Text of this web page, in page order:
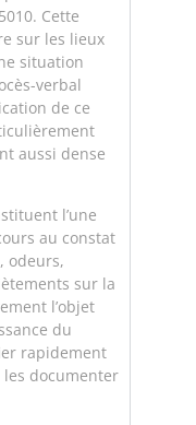
Cette
sur les lieux
situation
verbal
de ce
aussi dense
l’une
au constat
odeurs,
sur la
l’objet
du
rapidement
documenter